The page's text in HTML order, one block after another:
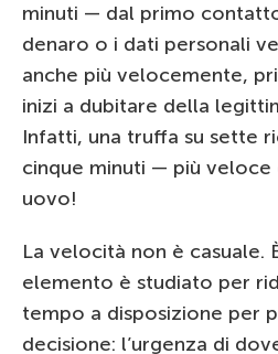
minuti — dal primo
denaro o i dati personali
anche più velocemente,
inizi a dubitare della
Infatti, una truffa su sette
cinque minuti — più
uovo!
La velocità non è casuale.
elemento è studiato per
tempo a disposizione per
decisione: l’urgenza di